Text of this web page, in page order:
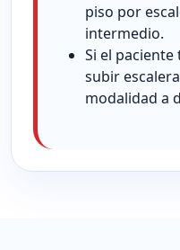
piso por
intermedio.
Si el
subir
modalidad a